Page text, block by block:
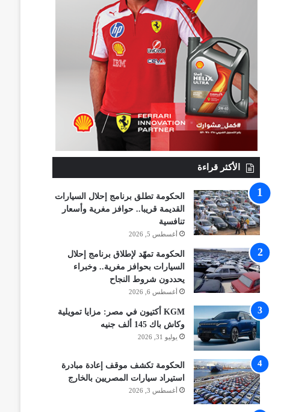
الأكثر قراءة
الحكومة تطلق برنامج إحلال السيارات
القديمة قريبا.. حوافز مغرية وأسعار
تنافسية
أغسطس 5, 2026
الحكومة تمهّد لإطلاق برنامج إحلال
السيارات بحوافز مغرية.. وخبراء
يحددون شروط النجاح
أغسطس 6, 2026
KGM أكتيون في مصر: مزايا تمويلية
وكاش باك 145 ألف جنيه
يوليو 31, 2026
الحكومة تكشف موقف إعادة مبادرة
استيراد سيارات المصريين بالخارج
أغسطس 3, 2026